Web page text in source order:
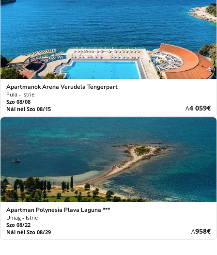
Apartmanok Arena Verudela Tengerpart
Pula - Istrie
Szo 08/08
Nál nél Szo 08/15
AÚj
ár
4 059€
Apartman Polynesia Plava Laguna ***
Umag - Istrie
Szo 08/22
Nál nél Szo 08/29
AÚj
ár
958€